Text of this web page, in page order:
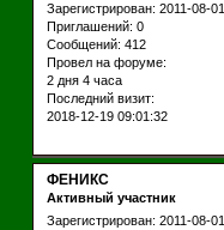
Зарегистрирован: 2011-08-01
Приглашений: 0
Сообщений: 412
Провел на форуме:
2 дня 4 часа
Последний визит:
2018-12-19 09:01:32
ФЕНИКС
Активный участник
Зарегистрирован: 2011-08-01